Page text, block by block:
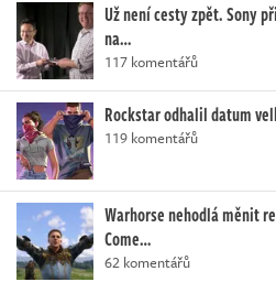
Už není cesty zpět. Sony
na…
117 komentářů
Rockstar odhalil datum
119 komentářů
Warhorse nehodlá měnit
Come…
62 komentářů